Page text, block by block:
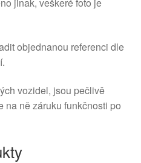
objednanou referenci dle
vozidel, jsou pečlivě
na ně záruku funkčnosti po